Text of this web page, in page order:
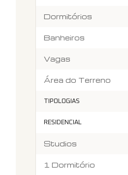
Dormitórios
Banheiros
Vagas
Área do Terreno
TIPOLOGIAS
RESIDENCIAL
Studios
1 Dormitório